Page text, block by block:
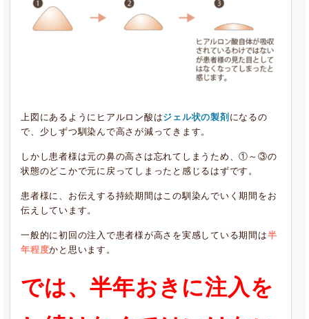
上図にあるようにヒアルロン酸はジェル状の製剤 になるの
で、少しずつ馴染んで高さが減ってきます。
しかし患者様は元の鼻の高さは忘れてしまうため、①～③の
状態のどこかで元に戻ってしまったと感じるはずです。
患者様に、お伝えする持続期間はこの馴染んでいく期間をお
伝えしています。
一般的に初回の注入で患者様が高さを実感している期間は半
年程度かと思います。
では、半年おきに注入を